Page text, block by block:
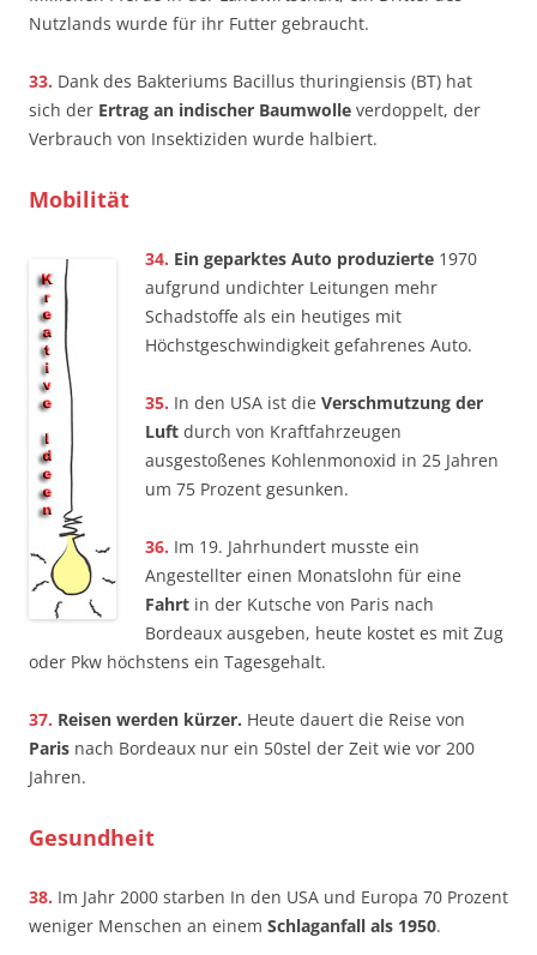
Nutzlands wurde für ihr Futter gebraucht.
33. Dank des Bakteriums Bacillus thuringiensis (BT) hat
sich der Ertrag an indischer Baumwolle verdoppelt, der
Verbrauch von Insektiziden wurde halbiert.
Mobilität
34. Ein geparktes Auto produzierte 1970
aufgrund undichter Leitungen mehr
Schadstoffe als ein heutiges mit
Höchstgeschwindigkeit gefahrenes Auto.
35. In den USA ist die Verschmutzung der
Luft durch von Kraftfahrzeugen
ausgestoßenes Kohlenmonoxid in 25 Jahren
um 75 Prozent gesunken.
36. Im 19. Jahrhundert musste ein
Angestellter einen Monatslohn für eine
Fahrt in der Kutsche von Paris nach
Bordeaux ausgeben, heute kostet es mit Zug
oder Pkw höchstens ein Tagesgehalt.
37. Reisen werden kürzer. Heute dauert die Reise von
Paris nach Bordeaux nur ein 50stel der Zeit wie vor 200
Jahren.
Gesundheit
38. Im Jahr 2000 starben In den USA und Europa 70 Prozent
weniger Menschen an einem Schlaganfall als 1950.